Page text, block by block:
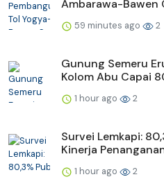
Ambarawa-Bawen
59 minutes ago 2
Gunung Semeru
Kolom Abu Capai
1 hour ago 2
Survei Lemkapi:
Kinerja
1 hour ago 2